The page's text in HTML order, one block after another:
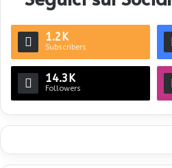
1.2K
Subscribers
14.3K
Followers